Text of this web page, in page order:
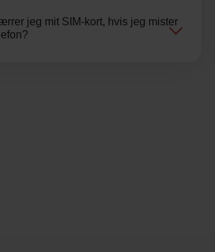
jeg mit SIM-kort, hvis jeg mister